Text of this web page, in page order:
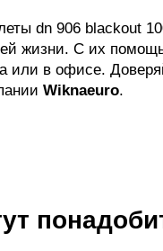
dn 906 blackout
жизни. С их
или в офисе.
Wiknaeuro.